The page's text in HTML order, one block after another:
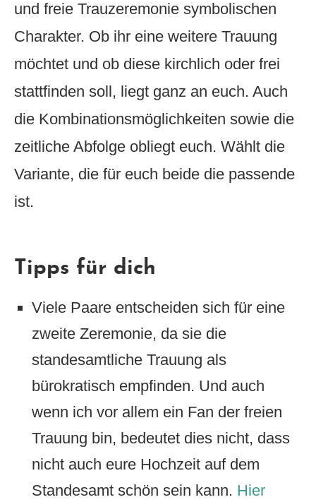
und freie Trauzeremonie symbolischen
Charakter. Ob ihr eine weitere Trauung
möchtet und ob diese kirchlich oder frei
stattfinden soll, liegt ganz an euch. Auch
die Kombinationsmöglichkeiten sowie die
zeitliche Abfolge obliegt euch. Wählt die
Variante, die für euch beide die passende
ist.
Tipps für dich
Viele Paare entscheiden sich für eine
zweite Zeremonie, da sie die
standesamtliche Trauung als
bürokratisch empfinden. Und auch
wenn ich vor allem ein Fan der freien
Trauung bin, bedeutet dies nicht, dass
nicht auch eure Hochzeit auf dem
Standesamt schön sein kann. Hier